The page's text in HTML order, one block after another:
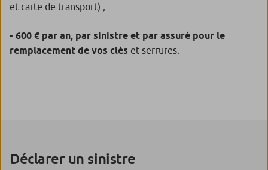
et carte de transport) ;
• 600 € par an, par sinistre et par assuré pour le
remplacement de vos clés et serrures.
Déclarer un sinistre